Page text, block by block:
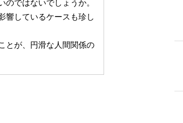
ではないでしょうか。
響しているケースも珍し
とが、円滑な人間関係の